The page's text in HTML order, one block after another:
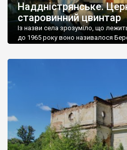
Наддністрянське.
старовинний цвинтар
Із назви села зрозуміло, що
до 1965 року воно називалося
Наддністрянське відрізняється
сіл. У селі є мурована